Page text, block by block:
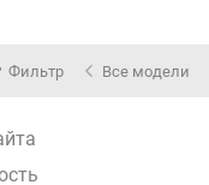
Фильтр Все модели